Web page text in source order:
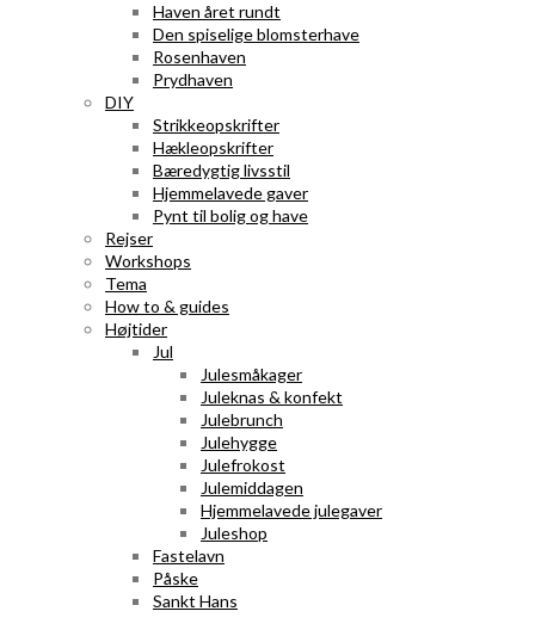
Haven året rundt
Den spiselige blomsterhave
Rosenhaven
Prydhaven
DIY
Strikkeopskrifter
Hækleopskrifter
Bæredygtig livsstil
Hjemmelavede gaver
Pynt til bolig og have
Rejser
Workshops
Tema
How to & guides
Højtider
Jul
Julesmåkager
Juleknas & konfekt
Julebrunch
Julehygge
Julefrokost
Julemiddagen
Hjemmelavede julegaver
Juleshop
Fastelavn
Påske
Sankt Hans